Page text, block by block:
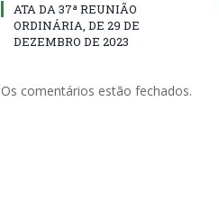
ATA DA 37ª REUNIÃO
ORDINÁRIA, DE 29 DE
DEZEMBRO DE 2023
Os comentários estão fechados.